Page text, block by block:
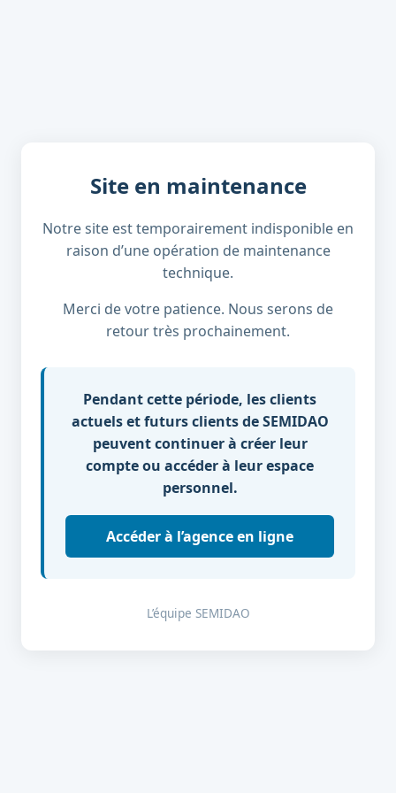
Site en maintenance
Notre site est temporairement indisponible en
raison d’une opération de maintenance
technique.
Merci de votre patience. Nous serons de
retour très prochainement.
Pendant cette période, les clients
actuels et futurs clients de SEMIDAO
peuvent continuer à créer leur
compte ou accéder à leur espace
personnel.
Accéder à l’agence en ligne
L’équipe SEMIDAO